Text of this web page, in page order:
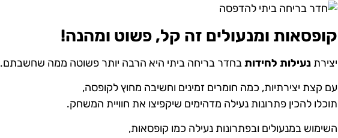
קופסאות ומנעולים זה קל, פשוט ומהנה!
יצירת נעילות לחידותבחדר בריחה ביתי היא הרבה יותר פשוטה ממה שחשבתם.
עם קצת יצירתיות, כמה חומרים זמינים וחשיבה מחוץ לקופסה,
תוכלו להכין פתרונות נעילה מדהימים שיקפיצו את חוויית המשחק.
השימוש במנעולים ובפתרונות נעילה כמו קופסאות,